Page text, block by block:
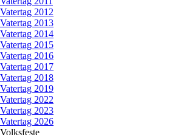
Vatertag 2012
Vatertag 2013
Vatertag 2014
Vatertag 2015
Vatertag 2016
Vatertag 2017
Vatertag 2018
Vatertag 2019
Vatertag 2022
Vatertag 2023
Vatertag 2026
Volksfeste